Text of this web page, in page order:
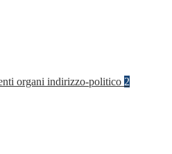
organi indirizzo-politico 2